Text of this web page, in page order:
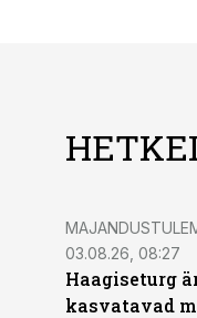
03.08.26, 08:27
Haagiseturg
kasvatavad